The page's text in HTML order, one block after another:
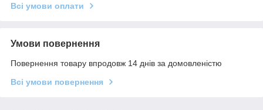
Всі умови оплати
Умови повернення
Повернення товару впродовж 14 днів за домовленістю
Всі умови повернення